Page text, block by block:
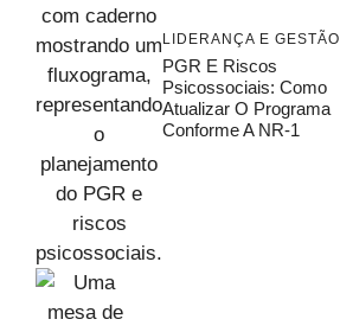
LIDERANÇA E GESTÃO
PGR E Riscos
Psicossociais: Como
Atualizar O Programa
Conforme A NR-1